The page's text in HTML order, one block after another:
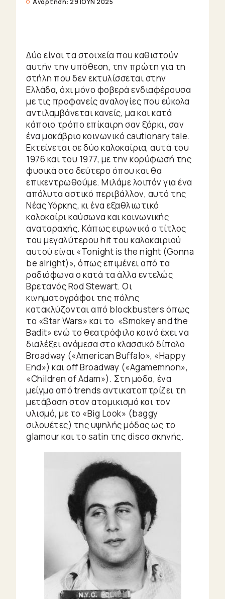
Enter/Exit
Ζώα
Φυτά
Πράγματα
Ζώδια
Urban
Travelling
UrBook
Urban
Audio
Heroes
Μικρές
ιστορίες
De
Gustibus
Motion
Picture
Ανάρτηση: 29 ΙΟΥΝ 2025
Δύο είναι τα στοιχεία που καθιστούν
αυτήν την υπόθεση, την πρώτη για τη
στήλη που δεν εκτυλίσσεται στην
Ελλάδα, όχι μόνο φοβερά ενδιαφέρουσα
με τις προφανείς αναλογίες που εύκολα
αντιλαμβάνεται κανείς, μα και κατά
κάποιο τρόπο επίκαιρη σαν ξόρκι, σαν
ένα μακάβριο κοινωνικό cautionary tale.
Εκτείνεται σε δύο καλοκαίρια, αυτά του
1976 και του 1977, με την κορύφωσή της
φυσικά στο δεύτερο όπου και θα
επικεντρωθούμε. Μιλάμε λοιπόν για ένα
απόλυτα αστικό περιβάλλον, αυτό της
Νέας Υόρκης, κι ένα εξαθλιωτικό
καλοκαίρι καύσωνα και κοινωνικής
αναταραχής. Κάπως ειρωνικά ο τίτλος
του μεγαλύτερου hit του καλοκαιριού
αυτού είναι «Tonight is the night (Gonna
be alright)», όπως επιμένει από τα
ραδιόφωνα ο κατά τα άλλα εντελώς
Βρετανός Rod Stewart. Οι
κινηματογράφοι της πόλης
κατακλύζονται από blockbusters όπως
το «Star Wars» και το «Smokey and the
Badit» ενώ το θεατρόφιλο κοινό έχει να
διαλέξει ανάμεσα στο κλασσικό δίπολο
Broadway («American Buffalo», «Happy
End») και off Brοadway («Agamemnon»,
«Children of Adam»). Στη μόδα, ένα
μείγμα από trends αντικατοπτρίζει τη
μετάβαση στον ατομικισμό και τον
υλισμό, με το «Big Look» (baggy
σιλουέτες) της υψηλής μόδας ως το
glamour και το satin της disco σκηνής.